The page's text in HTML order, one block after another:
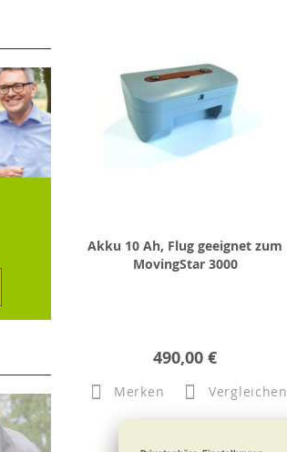
Akku 10 Ah, Flug geeignet zum
MovingStar 3000
490,00 €
Merken Vergleichen